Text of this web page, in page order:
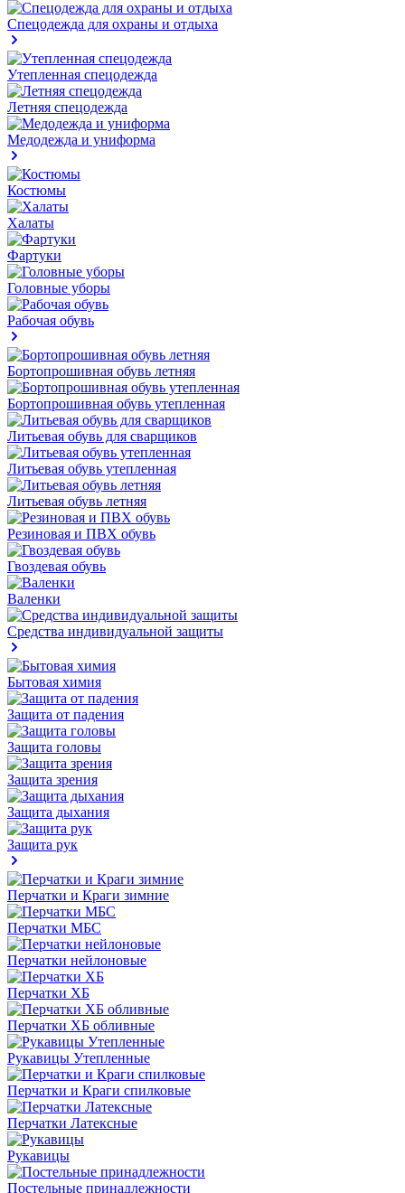
Спецодежда для охраны и отдыха
Утепленная спецодежда
Летняя спецодежда
Медодежда и униформа
Костюмы
Халаты
Фартуки
Головные уборы
Рабочая обувь
Бортопрошивная обувь летняя
Бортопрошивная обувь утепленная
Литьевая обувь для сварщиков
Литьевая обувь утепленная
Литьевая обувь летняя
Резиновая и ПВХ обувь
Гвоздевая обувь
Валенки
Средства индивидуальной защиты
Бытовая химия
Защита от падения
Защита головы
Защита зрения
Защита дыхания
Защита рук
Перчатки и Краги зимние
Перчатки МБС
Перчатки нейлоновые
Перчатки ХБ
Перчатки ХБ обливные
Рукавицы Утепленные
Перчатки и Краги спилковые
Перчатки Латексные
Рукавицы
Постельные принадлежности